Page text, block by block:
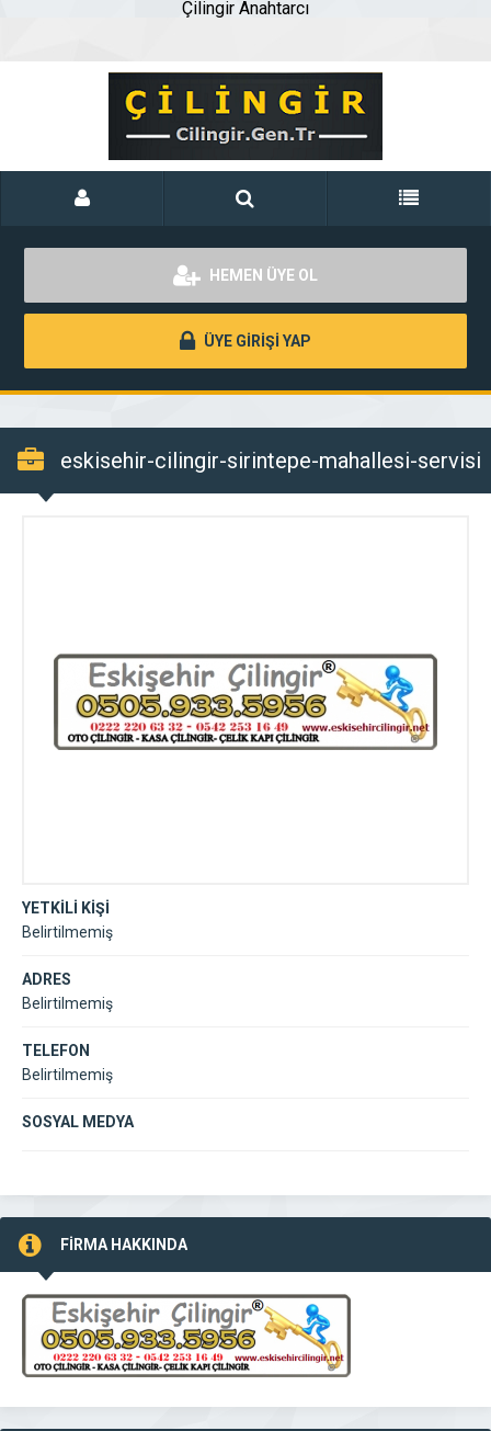
Çilingir Anahtarcı
HEMEN ÜYE OL
ÜYE GİRİŞİ YAP
eskisehir-cilingir-sirintepe-mahallesi-servisi
YETKİLİ KİŞİ
Belirtilmemiş
ADRES
Belirtilmemiş
TELEFON
Belirtilmemiş
SOSYAL MEDYA
FİRMA HAKKINDA